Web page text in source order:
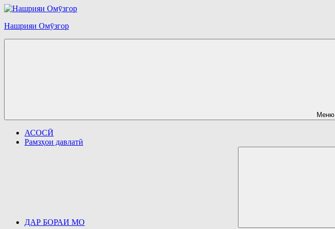
Перейти
содержимому
Нашрияи Омӯзгор
Меню
АСОСӢ
Рамзҳои давлатӣ
ДАР БОРАИ МО